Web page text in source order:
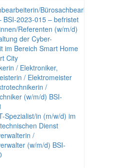
Bürosachbearbeiter
BSI-2023-015 – befristet
Referenten (w/m/d)
der Cyber-
im Bereich Smart Home
City
/ Elektroniker,
/ Elektromeister
/
(w/m/d) BSI-
Spezialist/in (m/w/d) im
Dienst
/
(w/m/d) BSI-